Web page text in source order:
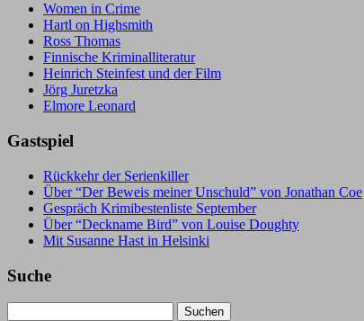
Women in Crime
Hartl on Highsmith
Ross Thomas
Finnische Kriminalliteratur
Heinrich Steinfest und der Film
Jörg Juretzka
Elmore Leonard
Gastspiel
Rückkehr der Serienkiller
Über “Der Beweis meiner Unschuld” von Jonathan Coe
Gespräch Krimibestenliste September
Über “Deckname Bird” von Louise Doughty
Mit Susanne Hast in Helsinki
Suche